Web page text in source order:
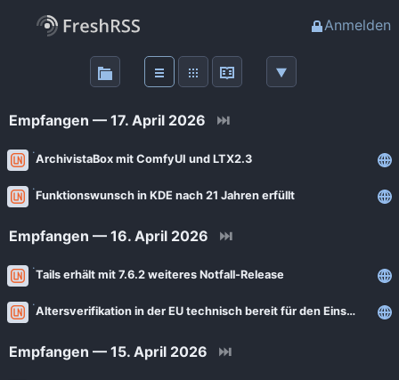
Anmelden
Haupt-Feeds
Wichtige Feeds
Meine Labels
Blogs
Empfangen — 17. April 2026 ⏭
ArchivistaBox mit ComfyUI und LTX2.3
Funktionswunsch in KDE nach 21 Jahren erfüllt
Empfangen — 16. April 2026 ⏭
Tails erhält mit 7.6.2 weiteres Notfall-Release
Altersverifikation in der EU technisch bereit für den Einsatz
Empfangen — 15. April 2026 ⏭